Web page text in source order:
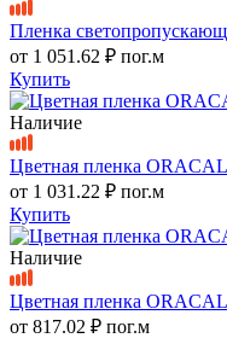
Пленка
от 1 051.62 ₽ пог.м
Купить
Наличие
Цветная пленка ORACAL
от 1 031.22 ₽ пог.м
Купить
Наличие
Цветная пленка ORACAL
от 817.02 ₽ пог.м